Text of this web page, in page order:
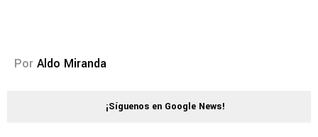
Por Aldo Miranda
¡Síguenos en Google News!